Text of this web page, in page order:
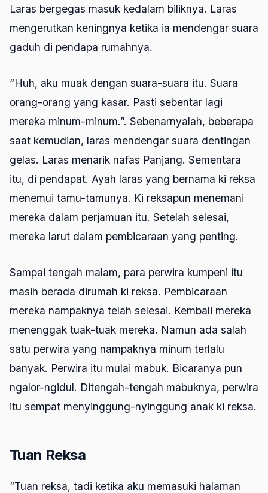
Laras bergegas masuk kedalam biliknya. Laras
mengerutkan keningnya ketika ia mendengar suara
gaduh di pendapa rumahnya.
“Huh, aku muak dengan suara-suara itu. Suara
orang-orang yang kasar. Pasti sebentar lagi
mereka minum-minum.”. Sebenarnyalah, beberapa
saat kemudian, laras mendengar suara dentingan
gelas. Laras menarik nafas Panjang. Sementara
itu, di pendapat. Ayah laras yang bernama ki reksa
menemui tamu-tamunya. Ki reksapun menemani
mereka dalam perjamuan itu. Setelah selesai,
mereka larut dalam pembicaraan yang penting.
Sampai tengah malam, para perwira kumpeni itu
masih berada dirumah ki reksa. Pembicaraan
mereka nampaknya telah selesai. Kembali mereka
menenggak tuak-tuak mereka. Namun ada salah
satu perwira yang nampaknya minum terlalu
banyak. Perwira itu mulai mabuk. Bicaranya pun
ngalor-ngidul. Ditengah-tengah mabuknya, perwira
itu sempat menyinggung-nyinggung anak ki reksa.
Tuan Reksa
“Tuan reksa, tadi ketika aku memasuki halaman